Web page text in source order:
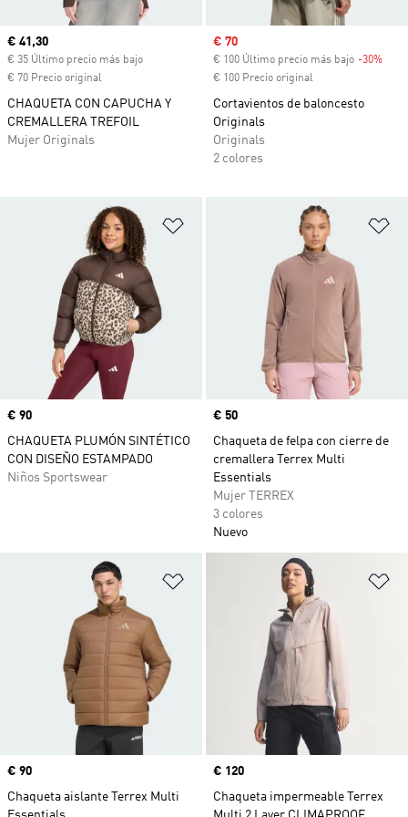
Precio actual
€ 41,30
€ 35 Último precio más bajo
€ 70 Precio original
CHAQUETA CON CAPUCHA Y
CREMALLERA TREFOIL
Mujer Originals
Precio de venta
€ 70
€ 100 Último precio más bajo -30%
€ 100 Precio original
Cortavientos de baloncesto
Originals
Originals
2 colores
Añadir a la lista de deseos
Precio
€ 90
CHAQUETA PLUMÓN SINTÉTICO
CON DISEÑO ESTAMPADO
Niños Sportswear
Precio
€ 50
Chaqueta de felpa con cierre de
cremallera Terrex Multi
Essentials
Mujer TERREX
3 colores
Nuevo
Añadir a la lista de deseos
Precio
€ 90
Chaqueta aislante Terrex Multi
Precio
€ 120
Chaqueta impermeable Terrex